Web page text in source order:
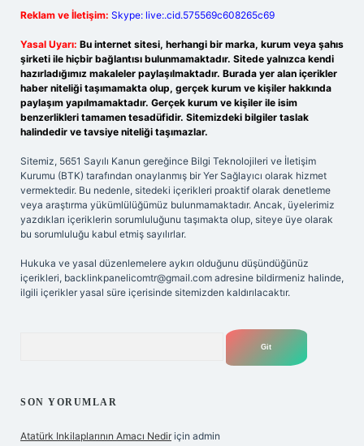
Reklam ve İletişim: Skype: live:.cid.575569c608265c69
Yasal Uyarı: Bu internet sitesi, herhangi bir marka, kurum veya şahıs
şirketi ile hiçbir bağlantısı bulunmamaktadır. Sitede yalnızca kendi
hazırladığımız makaleler paylaşılmaktadır. Burada yer alan içerikler
haber niteliği taşımamakta olup, gerçek kurum ve kişiler hakkında
paylaşım yapılmamaktadır. Gerçek kurum ve kişiler ile isim
benzerlikleri tamamen tesadüfidir. Sitemizdeki bilgiler taslak
halindedir ve tavsiye niteliği taşımazlar.
Sitemiz, 5651 Sayılı Kanun gereğince Bilgi Teknolojileri ve İletişim
Kurumu (BTK) tarafından onaylanmış bir Yer Sağlayıcı olarak hizmet
vermektedir. Bu nedenle, sitedeki içerikleri proaktif olarak denetleme
veya araştırma yükümlülüğümüz bulunmamaktadır. Ancak, üyelerimiz
yazdıkları içeriklerin sorumluluğunu taşımakta olup, siteye üye olarak
bu sorumluluğu kabul etmiş sayılırlar.
Hukuka ve yasal düzenlemelere aykırı olduğunu düşündüğünüz
içerikleri, backlinkpanelicomtr@gmail.com adresine bildirmeniz halinde,
ilgili içerikler yasal süre içerisinde sitemizden kaldırılacaktır.
SON YORUMLAR
Atatürk Inkilaplarının Amacı Nedir için admin